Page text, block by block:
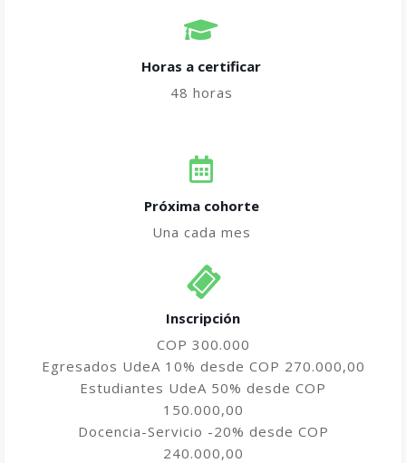
Horas a certificar​
48 horas
Próxima cohorte
Una cada mes
Inscripción
COP 300.000
Egresados UdeA 10% desde COP 270.000,00
Estudiantes UdeA 50% desde COP
150.000,00
Docencia-Servicio -20% desde COP
240.000,00